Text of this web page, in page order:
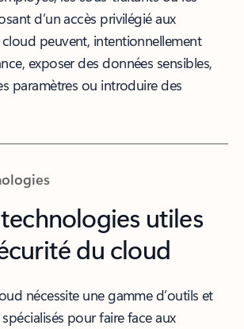
d’un accès privilégié aux
peuvent, intentionnellement
exposer des données sensibles,
paramètres ou introduire des
utiles
du cloud
nécessite une gamme d’outils et
pour faire face aux